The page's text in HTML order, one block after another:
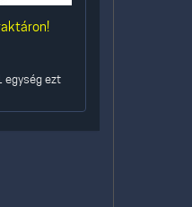
egység ezt